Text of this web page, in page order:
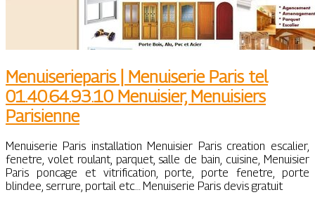
Menuiseriepa­ris | Menuiserie Paris tel
01.40.64.93.10 Menuisier, Menuisiers
Parisienne
Menuiserie Paris installation Menuisier Paris creation escalier,
fenetre, volet roulant, parquet, salle de bain, cuisine, Menuisier
Paris poncage et vitrification, porte, porte fenetre, porte
blindee, serrure, portail etc… Menuiserie Paris devis gratuit